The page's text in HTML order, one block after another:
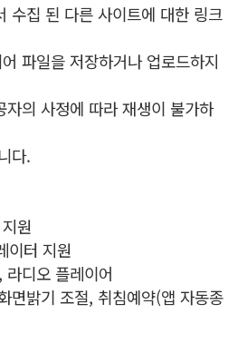
수집 된 다른 사이트에 대한 링크
파일을 저장하거나 업로드하지
자의 사정에 따라 재생이 불가하
다.
원
이터 지원
디오 플레이어
면밝기 조절, 취침예약(앱 자동종